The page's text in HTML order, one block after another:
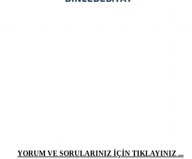
YORUM VE SORULARINIZ İÇİN TIKLAYINIZ ...